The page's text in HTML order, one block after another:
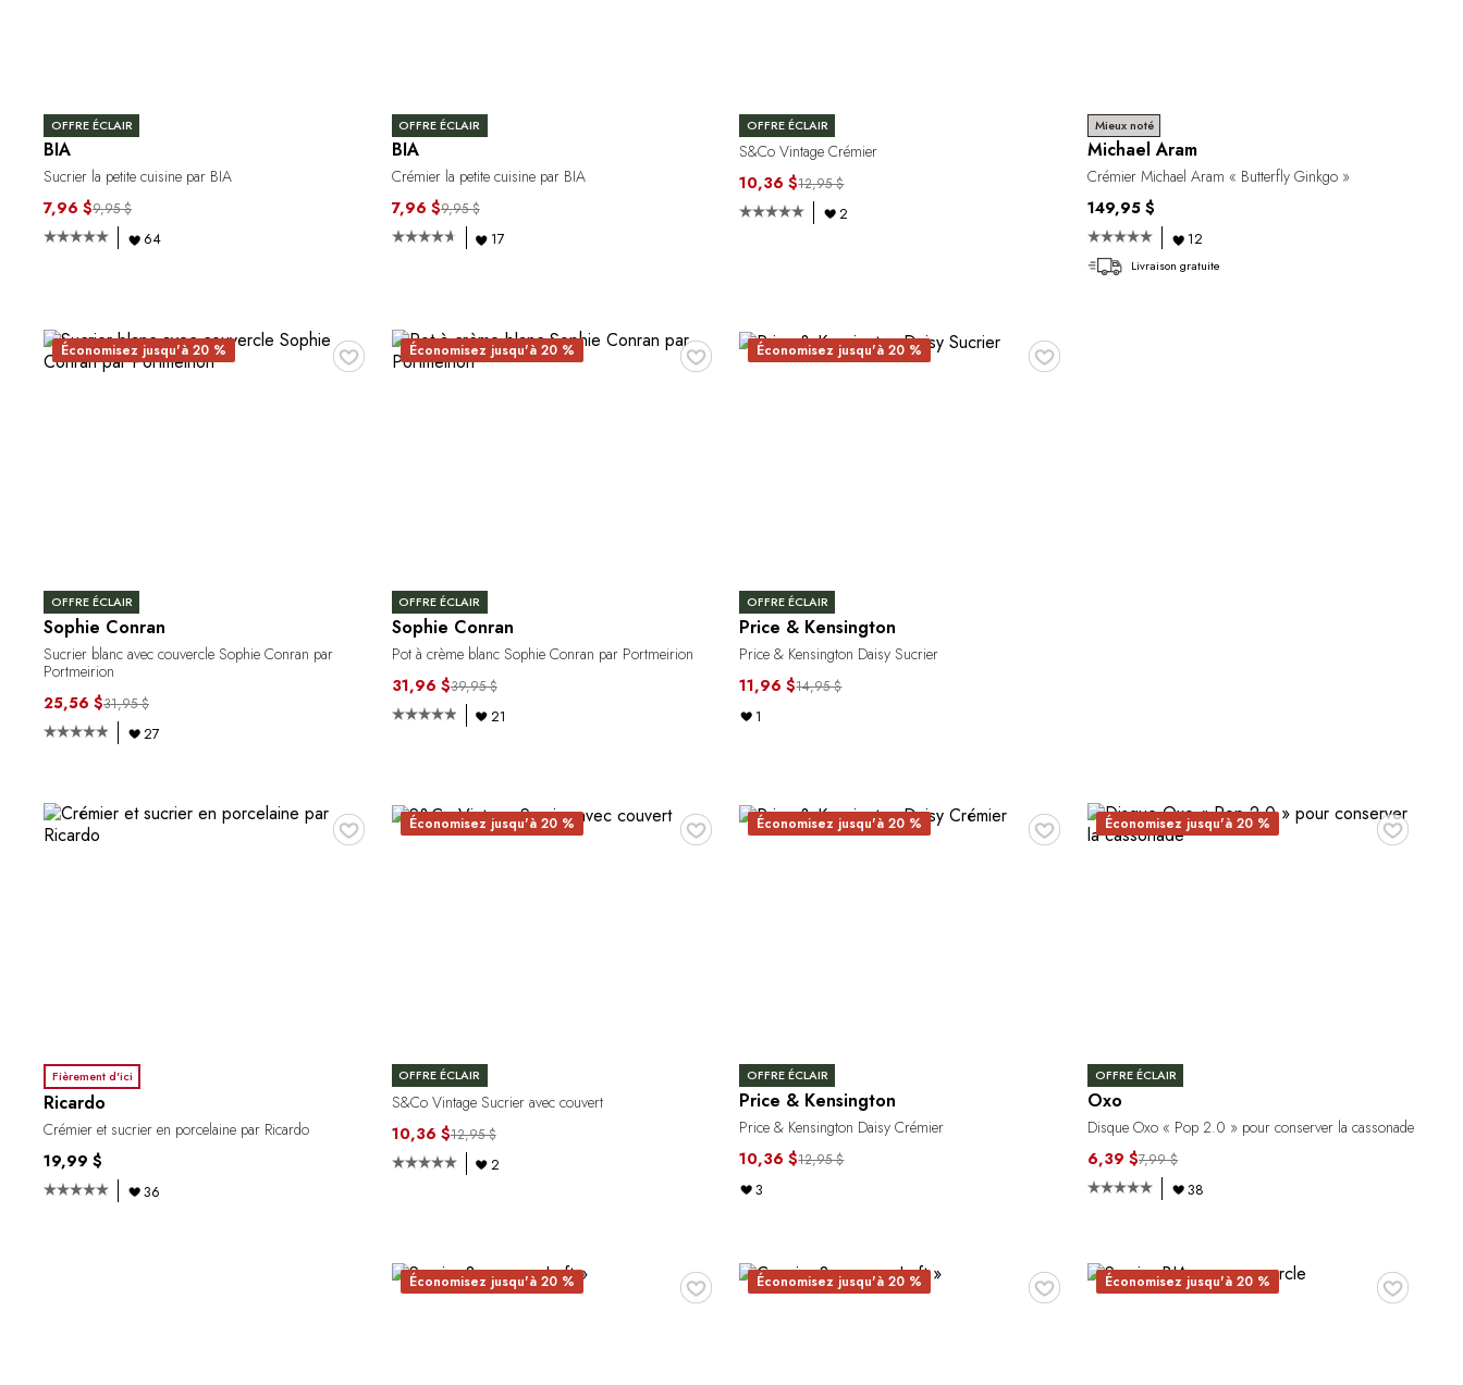
OFFRE ÉCLAIR
BIA
Sucrier la petite cuisine par BIA
7,96 $9,95 $
64
OFFRE ÉCLAIR
BIA
Crémier la petite cuisine par BIA
7,96 $9,95 $
17
OFFRE ÉCLAIR
S&Co Vintage Crémier
10,36 $12,95 $
2
Mieux noté
Michael Aram
Crémier Michael Aram « Butterfly Ginkgo »
149,95 $
12
Livraison gratuite
♥
Économisez jusqu'à 20 %
OFFRE ÉCLAIR
Sophie Conran
Sucrier blanc avec couvercle Sophie Conran par
Portmeirion
25,56 $31,95 $
27
♥
Économisez jusqu'à 20 %
OFFRE ÉCLAIR
Sophie Conran
Pot à crème blanc Sophie Conran par Portmeirion
31,96 $39,95 $
21
♥
Économisez jusqu'à 20 %
OFFRE ÉCLAIR
Price & Kensington
Price & Kensington Daisy Sucrier
11,96 $14,95 $
1
♥
Fièrement d'ici
Ricardo
Crémier et sucrier en porcelaine par Ricardo
19,99 $
36
♥
Économisez jusqu'à 20 %
OFFRE ÉCLAIR
S&Co Vintage Sucrier avec couvert
10,36 $12,95 $
2
♥
Économisez jusqu'à 20 %
OFFRE ÉCLAIR
Price & Kensington
Price & Kensington Daisy Crémier
10,36 $12,95 $
3
♥
Économisez jusqu'à 20 %
OFFRE ÉCLAIR
Oxo
Disque Oxo « Pop 2.0 » pour conserver la cassonade
6,39 $7,99 $
38
♥
Économisez jusqu'à 20 % ♥
Économisez jusqu'à 20 % ♥
Économisez jusqu'à 20 %